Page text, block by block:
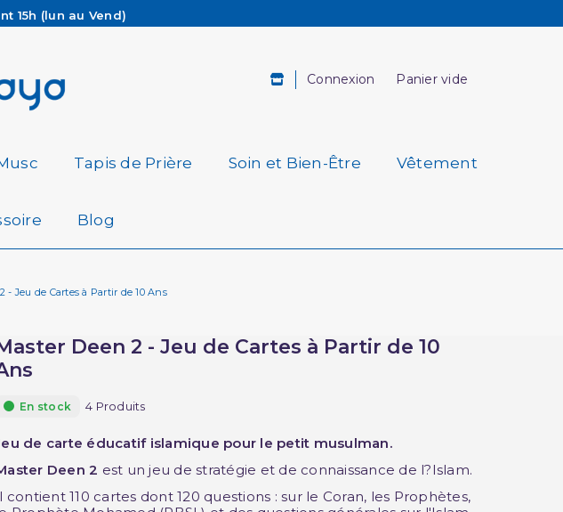
15h (lun au Vend)
notre FAQ
65€ d'achat*
Connexion Panier vide
Tapis de Prière Soin et Bien-Être Vêtement
Blog
- Jeu de Cartes à Partir de 10 Ans
Deen 2 - Jeu de Cartes à Partir de 10
En stock 4 Produits
de carte éducatif islamique pour le petit musulman.
Deen 2 est un jeu de stratégie et de connaissance de l?Islam.
contient 110 cartes dont 120 questions : sur le Coran, les Prophètes,